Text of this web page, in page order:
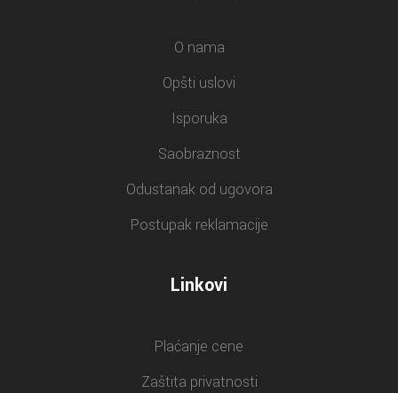
O nama
Opšti uslovi
Isporuka
Saobraznost
Odustanak od ugovora
Postupak reklamacije
Linkovi
Plaćanje cene
Zaštita privatnosti